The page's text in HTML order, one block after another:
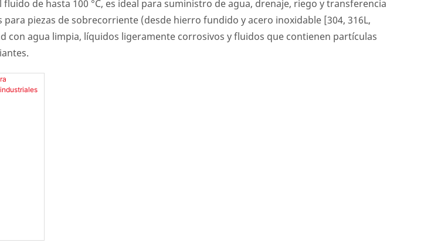
de hasta 100 °C, es ideal para suministro de agua, drenaje, riego y transferencia
piezas de sobrecorriente (desde hierro fundido y acero inoxidable [304, 316L,
con agua limpia, líquidos ligeramente corrosivos y fluidos que contienen partículas